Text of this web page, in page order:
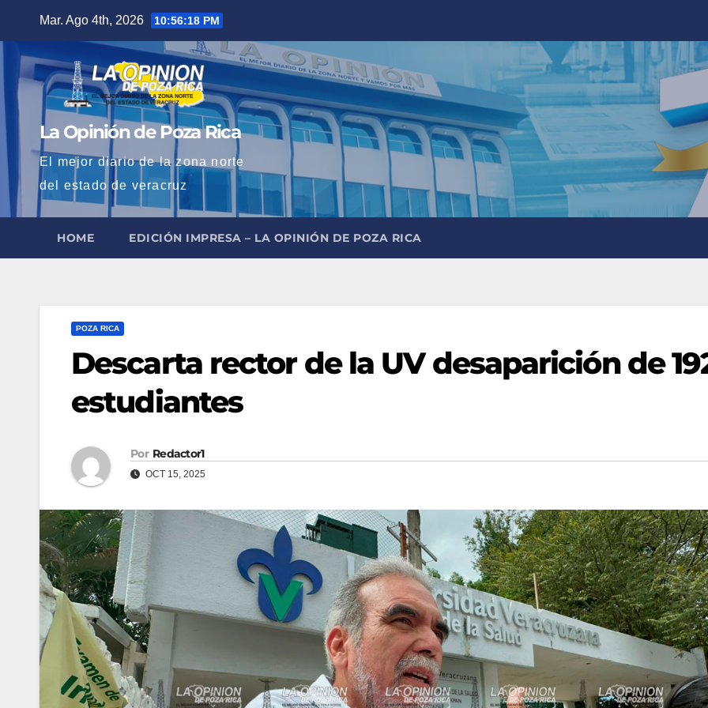
contenido
Mar. Ago 4th, 2026 10:56:20 PM
La Opinión de Poza Rica
El mejor diario de la zona norte
del estado de veracruz
HOME EDICIÓN IMPRESA – LA OPINIÓN DE POZA RICA
POZA RICA
Descarta rector de la UV desaparición de
estudiantes
Por Redactor1
OCT 15, 2025